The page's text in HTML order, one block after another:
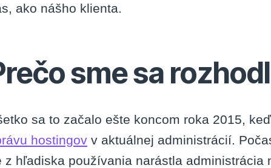
ako nášho klienta.
sme sa
sa to začalo ešte koncom roka 2015,
hostingov v aktuálnej administrácií.
z hľadiska používania narástla administrácia